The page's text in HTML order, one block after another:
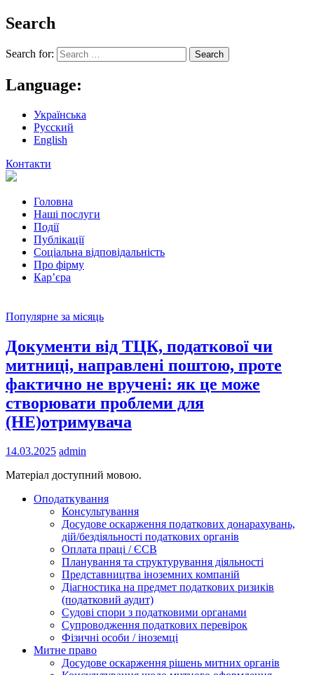
Search
Search for:
Language:
Українська
Русский
English
Контакти
Головна
Наші послуги
Події
Публікації
Соціальна відповідальність
Про фiрму
Кар’єра
Популярне за місяць
Документи від ТЦК, податкової чи
митниці, направлені поштою, проте
фактично не вручені: як це може
створювати проблеми для
(НЕ)отримувача
14.03.2025 admin
Матеріал доступний мовою.
Оподаткування
Консультування
Досудове оскарження податкових донарахувань,
дій/бездіяльності податкових органів
Оплата праці / ЄСВ
Планування та структурування діяльності
Представництва іноземних компаній
Діагностика на предмет податкових ризиків
(податковий аудит)
Судові спори з податковими органами
Супроводження податкових перевірок
Фізичні особи / іноземці
Митне право
Досудове оскарження рішень митних органів